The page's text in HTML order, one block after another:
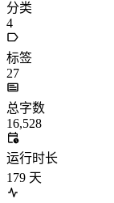
分类
4
标签
27
总字数
16,528
运行时长
179 天